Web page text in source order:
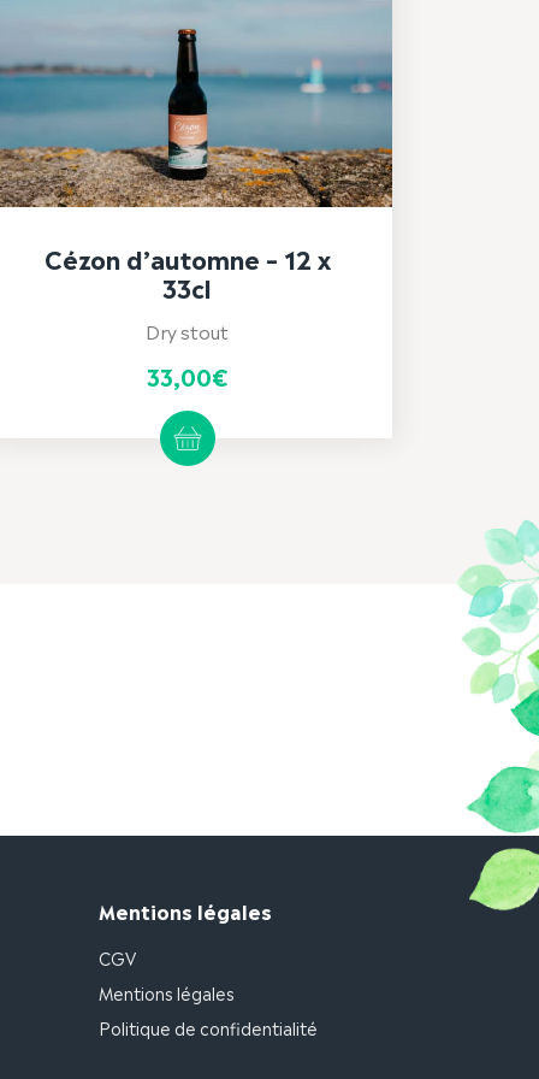
Cézon d’automne – 12 x
33cl
Dry stout
33,00€
Mentions légales
CGV
Mentions légales
Politique de confidentialité